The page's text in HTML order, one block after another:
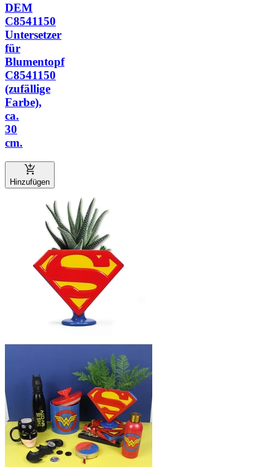
DEM
C8541150
Untersetzer
für
Blumentopf
C8541150
(zufällige
Farbe),
ca.
30
cm.
Hinzufügen